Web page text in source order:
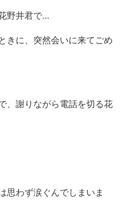
野井君で…
きに、突然会いに来てごめ
、謝りながら電話を切る花
思わず涙ぐんでしまいま